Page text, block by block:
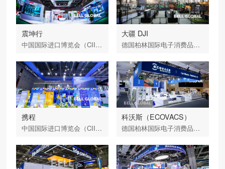
震坤行
中国国际进口博览会（CIIE）
大疆 DJI
德国柏林国际电子消费品展览会（IFA）
携程
中国国际进口博览会（CIIE）
科沃斯（ECOVACS）
德国柏林国际电子消费品展览会（IFA）